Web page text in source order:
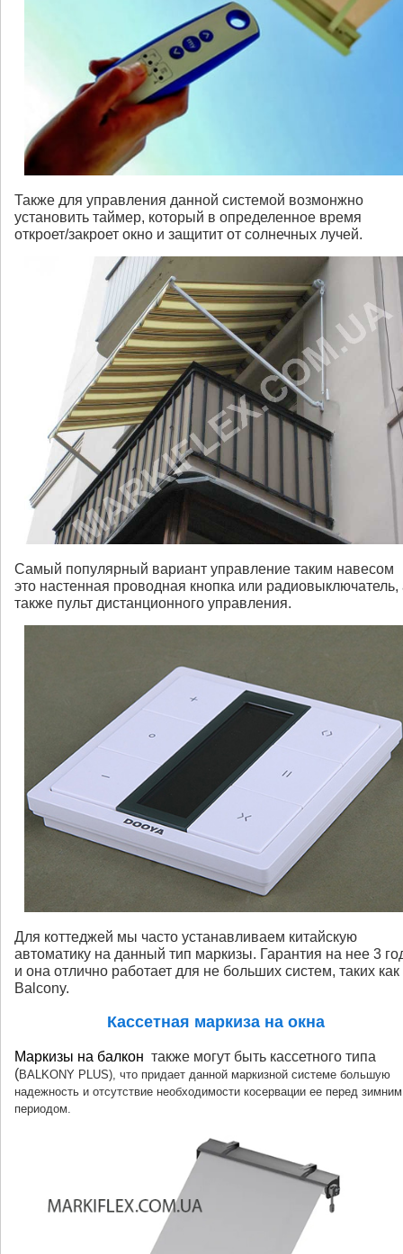
Также для управления данной системой возмонжно
установить таймер, который в определенное время
откроет/закроет окно и защитит от солнечных лучей.
Самый популярный вариант управление таким навесом
это настенная проводная кнопка или радиовыключатель,
также пульт дистанционного управления.
Для коттеджей мы часто устанавливаем китайскую
автоматику на данный тип маркизы. Гарантия на нее 3
и она отлично работает для не больших систем, таких как
Balcony.
Кассетная маркиза на окна
Маркизы на балкон также могут быть кассетного типа
(BALKONY PLUS), что придает данной маркизной системе большую
надежность и отсутствие необходимости косервации ее перед зимним
периодом.